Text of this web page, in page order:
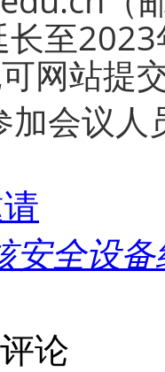
至
网站提
加会议
安全设
论